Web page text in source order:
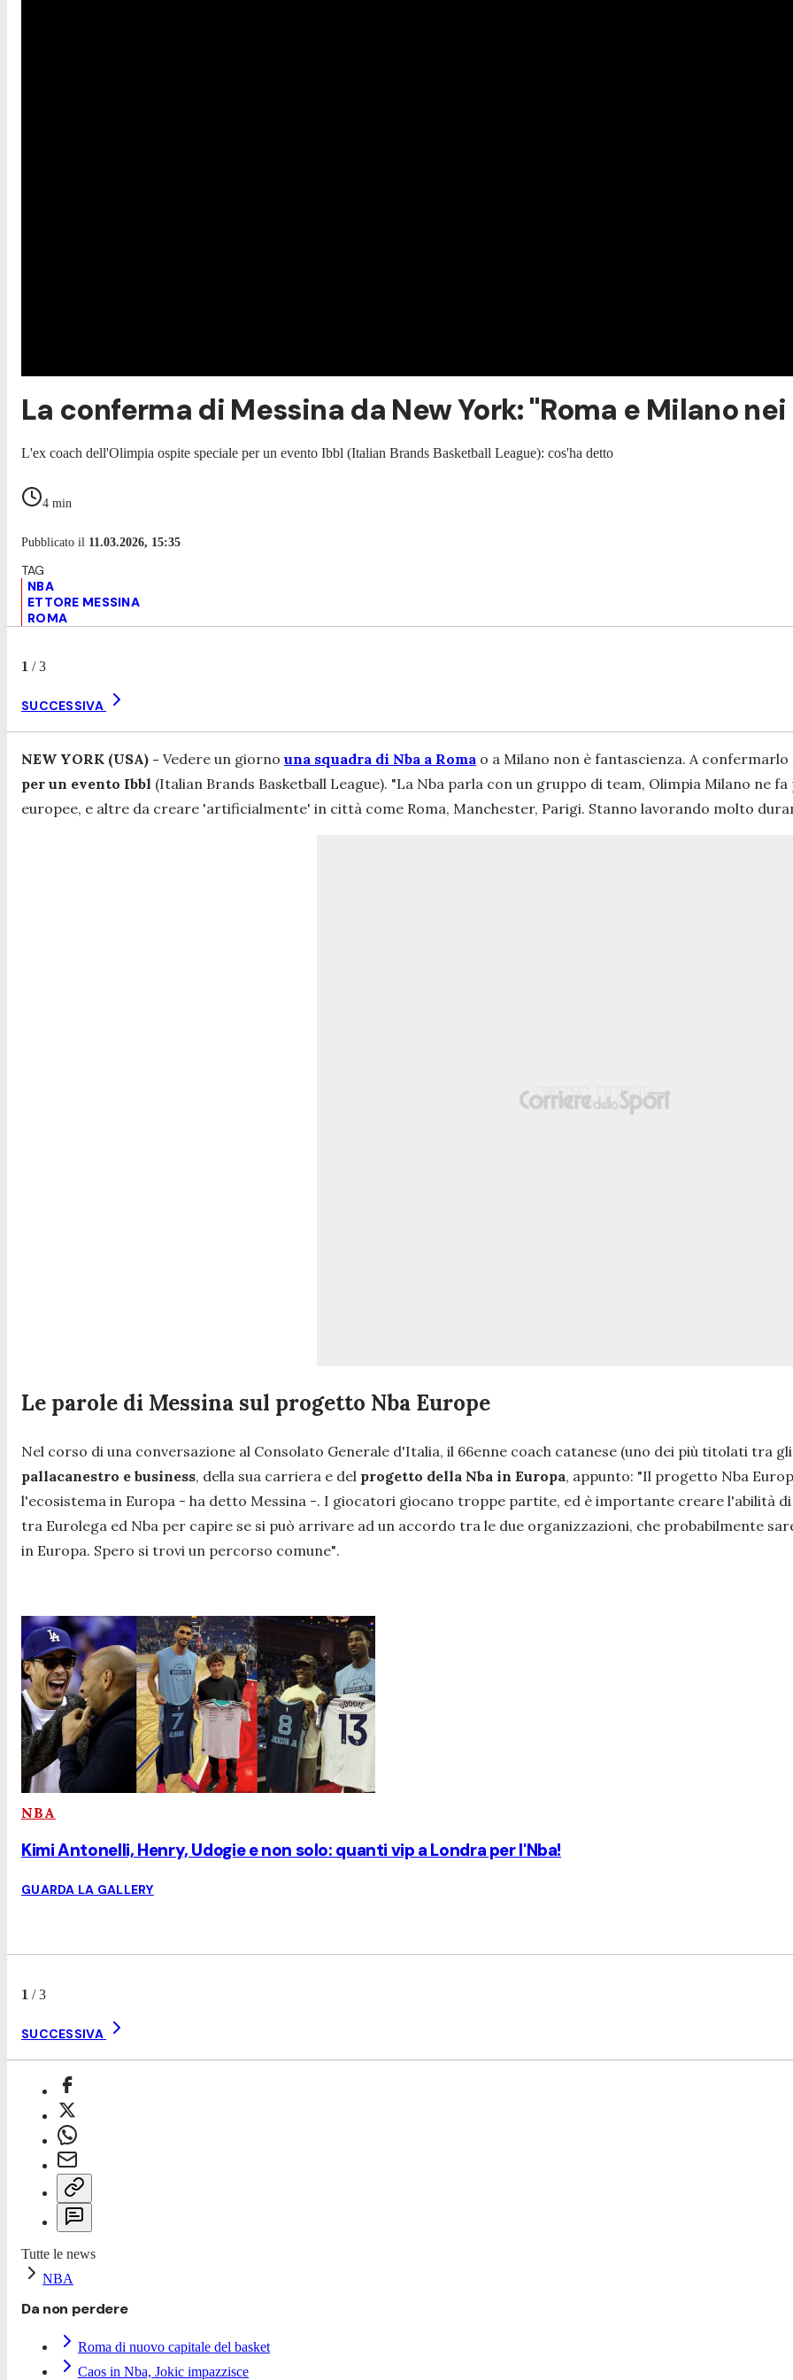
La conferma di Messina da New York: "Roma e Milano
L'ex coach dell'Olimpia ospite speciale per un evento Ibbl (Italian Brands Basketball League): cos'ha detto
4 min
Pubblicato il 11.03.2026, 15:35
NBA
ETTORE MESSINA
ROMA
1 /3
SUCCESSIVA
NEW YORK (USA) - Vedere un giornouna squadra di Nba a Roma o a Milano non è fantascienza. A
per un evento Ibbl (Italian Brands Basketball League). "La Nba parla con un gruppo di team, Olimpia Milano ne
europee, e altre da creare 'artificialmente' in città come Roma, Manchester, Parigi. Stanno lavorando molto
Le parole di Messina sul progetto Nba Europe
Nel corso di una conversazione al Consolato Generale d'Italia, il 66enne coach catanese (uno dei più titolati tra
pallacanestro e business, della sua carriera e del progetto della Nba in Europa, appunto: "Il progetto Nba
l'ecosistema in Europa - ha detto Messina -. I giocatori giocano troppe partite, ed è importante creare l'abilità di
tra Eurolega ed Nba per capire se si può arrivare ad un accordo tra le due organizzazioni, che probabilmente
in Europa. Spero si trovi un percorso comune".
NBA
Kimi Antonelli, Henry, Udogie e non solo: quanti vip a Londra per l'Nba!
GUARDA LA GALLERY
1 /3
SUCCESSIVA
Tutte le news
NBA
Da non perdere
Roma di nuovo capitale del basket
Caos in Nba, Jokic impazzisce